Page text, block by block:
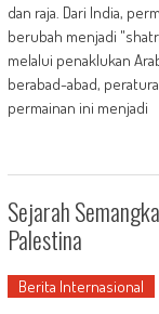
dan raja. Dari India,
berubah menjadi
melalui penaklukan
berabad-abad,
permainan ini menjadi
Sejarah
Palestina
Berita Internasional